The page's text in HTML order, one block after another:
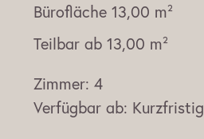
Bürofläche 13,00 m²
Teilbar ab 13,00 m²
Zimmer: 4
Verfügbar ab: Kurzfristig